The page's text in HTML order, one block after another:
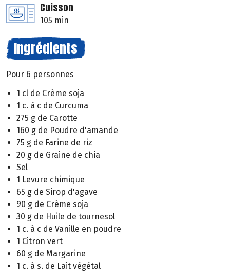
Cuisson
105 min
Ingrédients
Pour 6 personnes
1 cl de Crème soja
1 c. à c de Curcuma
275 g de Carotte
160 g de Poudre d'amande
75 g de Farine de riz
20 g de Graine de chia
Sel
1 Levure chimique
65 g de Sirop d'agave
90 g de Crème soja
30 g de Huile de tournesol
1 c. à c de Vanille en poudre
1 Citron vert
60 g de Margarine
1 c. à s. de Lait végétal